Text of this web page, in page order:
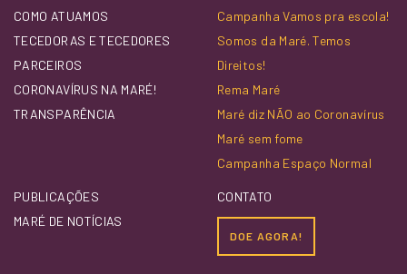
COMO ATUAMOS
TECEDORAS E TECEDORES
PARCEIROS
CORONAVÍRUS NA MARÉ!
TRANSPARÊNCIA
Campanha Vamos pra escola!
Somos da Maré. Temos
Direitos!
Rema Maré
Maré diz NÃO ao Coronavírus
Maré sem fome
Campanha Espaço Normal
PUBLICAÇÕES
MARÉ DE NOTÍCIAS
CONTATO
DOE AGORA!